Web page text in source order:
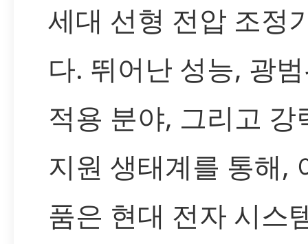
세대 선형 전압 조정
다. 뛰어난 성능, 광
적용 분야, 그리고 강
지원 생태계를 통해,
품은 현대 전자 시스